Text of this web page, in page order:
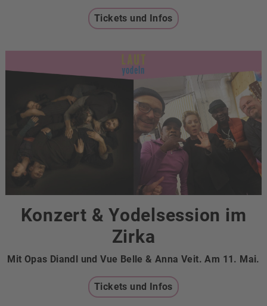
Tickets und Infos
Konzert & Yodelsession im
Zirka
Mit Opas Diandl und Vue Belle & Anna Veit. Am 11. Mai.
Tickets und Infos